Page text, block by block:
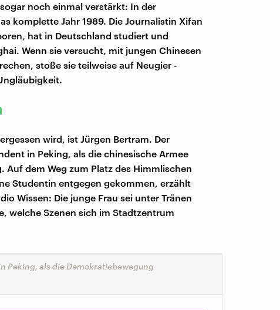
noch einmal verstärkt: In der
komplette Jahr 1989. Die Journalistin Xifan
hat in Deutschland studiert und
Wenn sie versucht, mit jungen Chinesen
stoße sie teilweise auf Neugier -
wird, ist Jürgen Bertram. Der
in Peking, als die chinesische Armee
dem Weg zum Platz des Himmlischen
Studentin entgegen gekommen, erzählt
Wissen: Die junge Frau sei unter Tränen
welche Szenen sich im Stadtzentrum
Peking, als die Demokratiebewegung